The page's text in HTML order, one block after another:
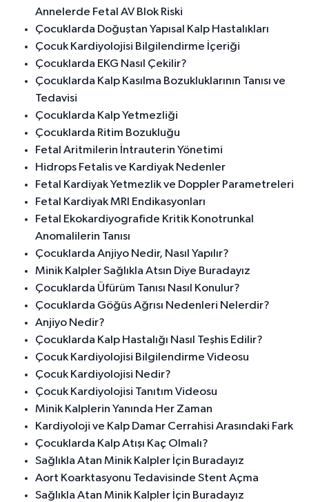
Annelerde Fetal AV Blok Riski
Çocuklarda Doğuştan Yapısal Kalp Hastalıkları
Çocuk Kardiyolojisi Bilgilendirme İçeriği
Çocuklarda EKG Nasıl Çekilir?
Çocuklarda Kalp Kasılma Bozukluklarının Tanısı ve
Tedavisi
Çocuklarda Kalp Yetmezliği
Çocuklarda Ritim Bozukluğu
Fetal Aritmilerin İntrauterin Yönetimi
Hidrops Fetalis ve Kardiyak Nedenler
Fetal Kardiyak Yetmezlik ve Doppler Parametreleri
Fetal Kardiyak MRI Endikasyonları
Fetal Ekokardiyografide Kritik Konotrunkal
Anomalilerin Tanısı
Çocuklarda Anjiyo Nedir, Nasıl Yapılır?
Minik Kalpler Sağlıkla Atsın Diye Buradayız
Çocuklarda Üfürüm Tanısı Nasıl Konulur?
Çocuklarda Göğüs Ağrısı Nedenleri Nelerdir?
Anjiyo Nedir?
Çocuklarda Kalp Hastalığı Nasıl Teşhis Edilir?
Çocuk Kardiyolojisi Bilgilendirme Videosu
Çocuk Kardiyolojisi Nedir?
Çocuk Kardiyolojisi Tanıtım Videosu
Minik Kalplerin Yanında Her Zaman
Kardiyoloji ve Kalp Damar Cerrahisi Arasındaki Fark
Çocuklarda Kalp Atışı Kaç Olmalı?
Sağlıkla Atan Minik Kalpler İçin Buradayız
Aort Koarktasyonu Tedavisinde Stent Açma
Sağlıkla Atan Minik Kalpler İçin Buradayız